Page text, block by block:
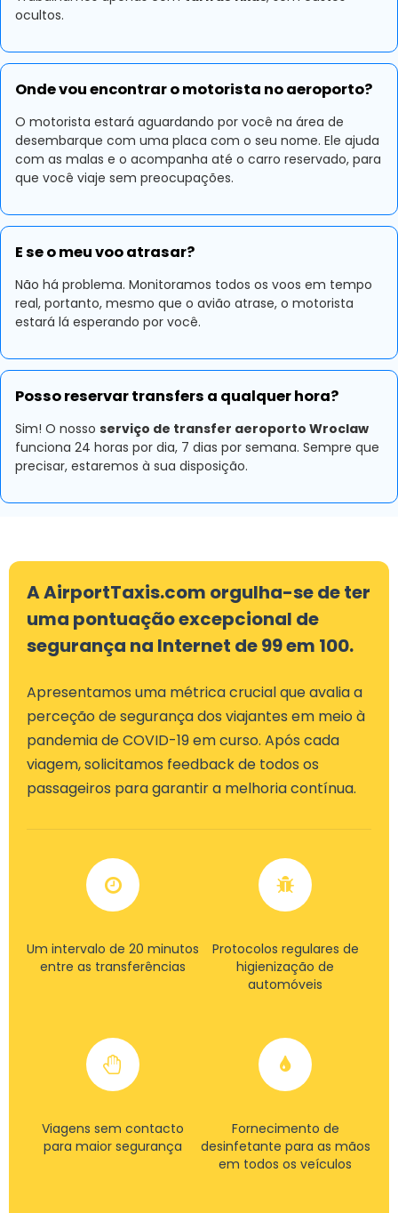
ocultos.
Onde vou encontrar o motorista no aeroporto?
O motorista estará aguardando por você na área de
desembarque com uma placa com o seu nome. Ele ajuda
com as malas e o acompanha até o carro reservado, para
que você viaje sem preocupações.
E se o meu voo atrasar?
Não há problema. Monitoramos todos os voos em tempo
real, portanto, mesmo que o avião atrase, o motorista
estará lá esperando por você.
Posso reservar transfers a qualquer hora?
Sim! O nosso serviço de transfer aeroporto Wroclaw
funciona 24 horas por dia, 7 dias por semana. Sempre que
precisar, estaremos à sua disposição.
A AirportTaxis.com orgulha-se de ter
uma pontuação excepcional de
segurança na Internet de 99 em 100.
Apresentamos uma métrica crucial que avalia a
perceção de segurança dos viajantes em meio à
pandemia de COVID-19 em curso. Após cada
viagem, solicitamos feedback de todos os
passageiros para garantir a melhoria contínua.
Um intervalo de 20 minutos
entre as transferências
Protocolos regulares de
higienização de
automóveis
Viagens sem contacto
para maior segurança
Fornecimento de
desinfetante para as mãos
em todos os veículos